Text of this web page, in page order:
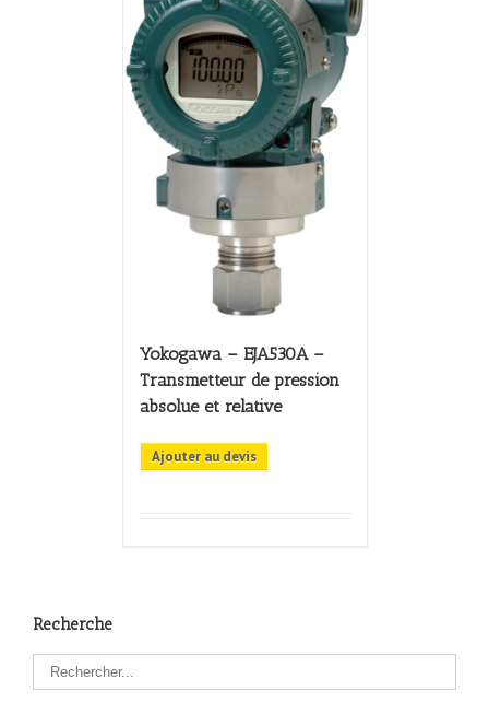
Yokogawa – EJA530A –
Transmetteur de pression
absolue et relative
Ajouter au devis
Recherche